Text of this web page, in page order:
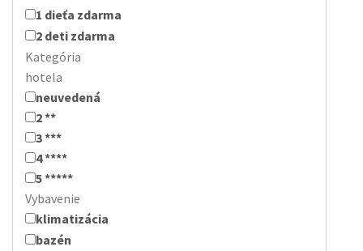
1 dieťa zdarma
2 deti zdarma
Kategória
hotela
neuvedená
2 **
3 ***
4 ****
5 *****
Vybavenie
klimatizácia
bazén